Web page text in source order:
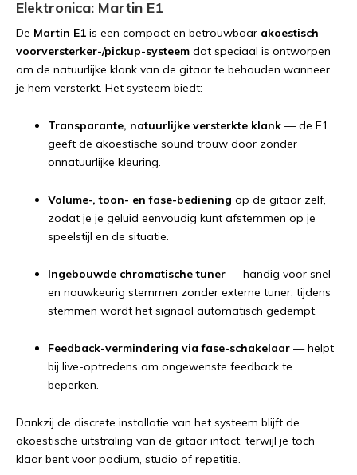
Elektronica: Martin E1
De Martin E1 is een compact en betrouwbaar akoestisch
voorversterker-/pickup-systeem dat speciaal is ontworpen
om de natuurlijke klank van de gitaar te behouden wanneer
je hem versterkt. Het systeem biedt:
Transparante, natuurlijke versterkte klank — de E1
geeft de akoestische sound trouw door zonder
onnatuurlijke kleuring.
Volume-, toon- en fase-bediening op de gitaar zelf,
zodat je je geluid eenvoudig kunt afstemmen op je
speelstijl en de situatie.
Ingebouwde chromatische tuner — handig voor snel
en nauwkeurig stemmen zonder externe tuner; tijdens
stemmen wordt het signaal automatisch gedempt.
Feedback-vermindering via fase-schakelaar — helpt
bij live-optredens om ongewenste feedback te
beperken.
Dankzij de discrete installatie van het systeem blijft de
akoestische uitstraling van de gitaar intact, terwijl je toch
klaar bent voor podium, studio of repetitie.